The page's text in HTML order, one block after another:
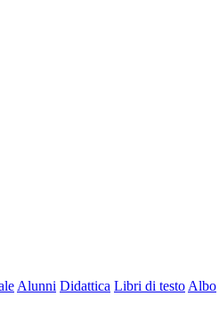
Alunni Didattica Libri di testo Albo